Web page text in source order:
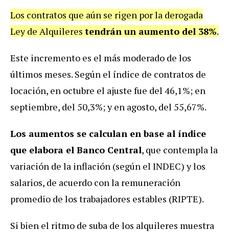
Los contratos que aún se rigen por la derogada
Ley de Alquileres tendrán un aumento del 38%.
Este incremento es el más moderado de los
últimos meses. Según el índice de contratos de
locación, en octubre el ajuste fue del 46,1%; en
septiembre, del 50,3%; y en agosto, del 55,67%.
Los aumentos se calculan en base al índice
que elabora el Banco Central, que contempla la
variación de la inflación (según el INDEC) y los
salarios, de acuerdo con la remuneración
promedio de los trabajadores estables (RIPTE).
Si bien el ritmo de suba de los alquileres muestra